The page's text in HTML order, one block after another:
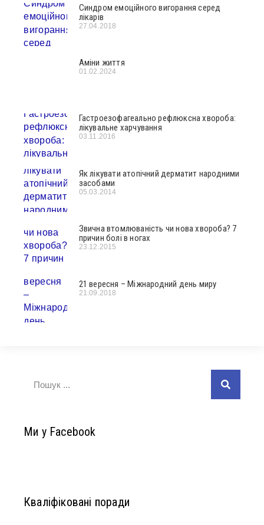
Синдром емоційного вигорання серед
лікарів
27.04.2018
Аміни життя
01.02.2024
Гастроезофагеально рефлюксна хвороба:
лікувальне харчування
03.11.2016
Як лікувати атопічний дерматит народними
засобами
05.03.2014
Звична втомлюваність чи нова хвороба? 7
причин болі в ногах
23.12.2015
21 вересня – Міжнародний день миру
21.09.2018
Ми у Facebook
Кваліфіковані поради